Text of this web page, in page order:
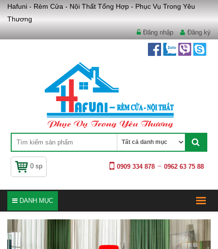
Hafuni - Rèm Cửa - Nội Thất Tổng Hợp - Phục Vụ Trong Yêu
Thương
Đăng nhập Đăng ký
0 sp 0909 334 878 0962 63 75 88
DANH MỤC